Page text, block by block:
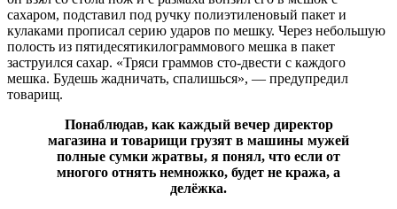
сахаром, подставил под ручку полиэтиленовый пакет и
кулаками прописал серию ударов по мешку. Через небольшую
полость из пятидесятикилограммового мешка в пакет
заструился сахар. «Тряси граммов сто-двести с каждого
мешка. Будешь жадничать, спалишься», — предупредил
товарищ.
Понаблюдав, как каждый вечер директор
магазина и товарищи грузят в машины мужей
полные сумки жратвы, я понял, что если от
многого отнять немножко, будет не кража, а
делёжка.